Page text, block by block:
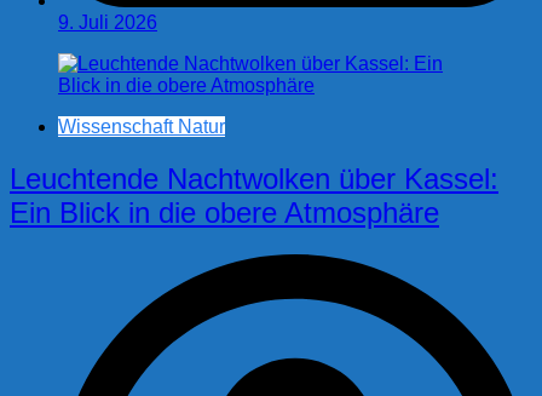
9. Juli 2026
Wissenschaft Natur
Leuchtende Nachtwolken über Kassel:
Ein Blick in die obere Atmosphäre